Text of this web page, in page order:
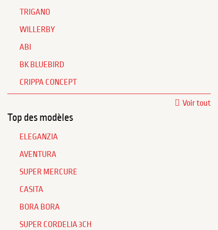
TRIGANO
WILLERBY
ABI
BK BLUEBIRD
CRIPPA CONCEPT
Voir tout
Top des modèles
ELEGANZIA
AVENTURA
SUPER MERCURE
CASITA
BORA BORA
SUPER CORDELIA 3CH